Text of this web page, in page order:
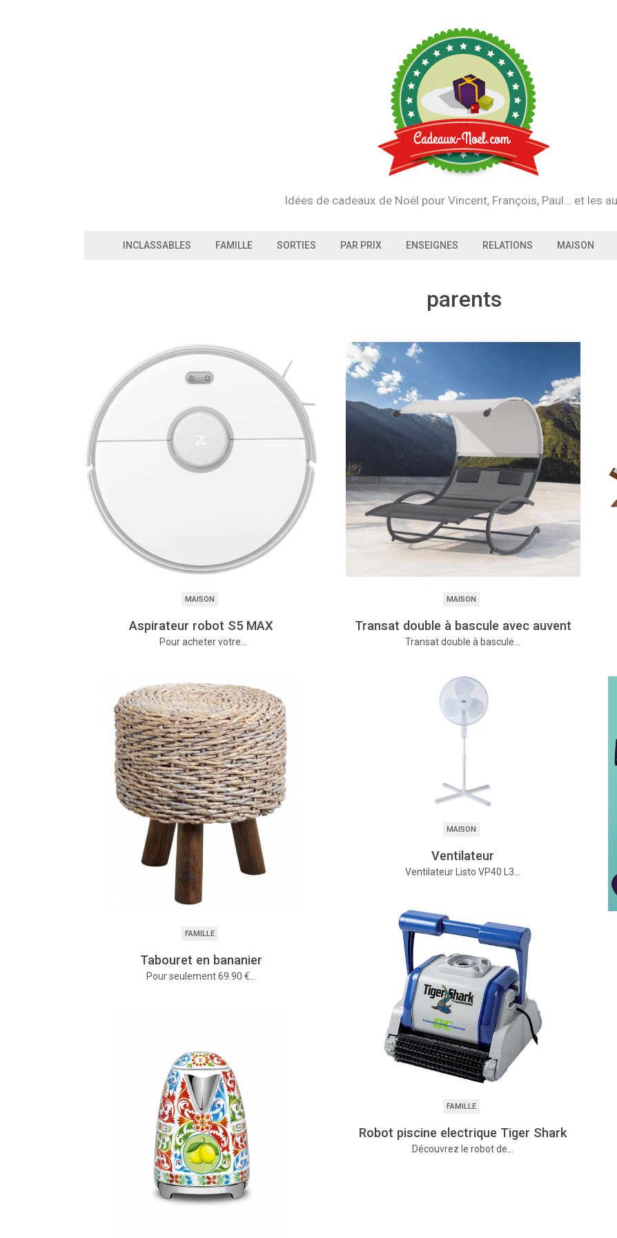
Idées de cadeaux de Noël pour Vincent, François, Paul… et les
INCLASSABLES FAMILLE SORTIES PAR PRIX ENSEIGNES RELATIONS MAISON
parents
MAISON
Aspirateur robot S5 MAX
Pour acheter votre…
MAISON
Transat double à bascule avec auvent
Transat double à bascule…
FAMILLE
Tabouret en bananier
Pour seulement 69.90 €…
MAISON
Ventilateur
Ventilateur Listo VP40 L3…
FAMILLE
Robot piscine electrique Tiger Shark
Découvrez le robot de…